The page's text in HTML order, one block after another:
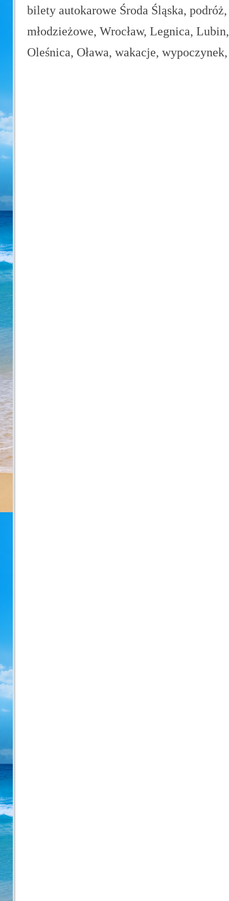
bilety autokarowe Środa Śląska,
młodzieżowe, Wrocław, Legnica,
Oleśnica, Oława, wakacje,